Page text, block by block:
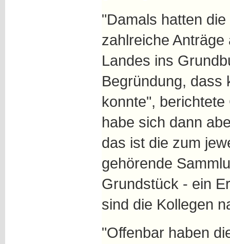
"Damals hatten
zahlreiche
Landes ins
Begründung, dass
konnte",
habe sich dann
das ist die zum
gehörende
Grundstück - ein
sind die Kollegen
"Offenbar haben